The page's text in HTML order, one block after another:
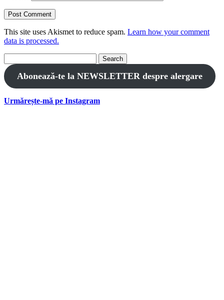
This site uses Akismet to reduce spam. Learn how your comment
data is processed.
for:
Abonează-te la NEWSLETTER despre alergare
Urmărește-mă pe Instagram